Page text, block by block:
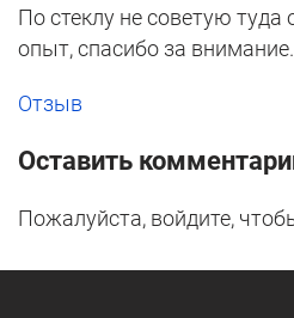
По стеклу не советую туда
опыт, спасибо за внимание.
Отзыв
Оставить
Пожалуйста, войдите,